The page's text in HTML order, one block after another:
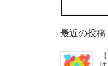
最近の投稿